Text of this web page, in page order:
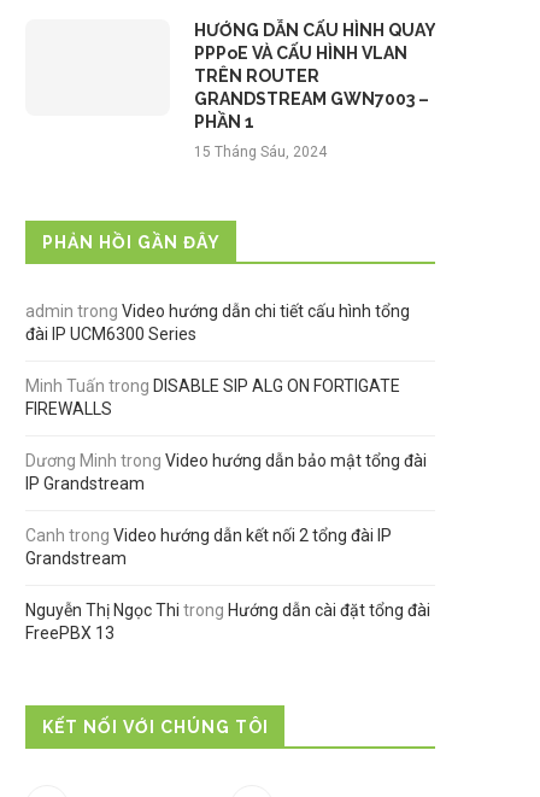
HƯỚNG DẪN CẤU HÌNH QUAY
PPPoE VÀ CẤU HÌNH VLAN
TRÊN ROUTER
GRANDSTREAM GWN7003 –
PHẦN 1
15 Tháng Sáu, 2024
PHẢN HỒI GẦN ĐÂY
admin trong Video hướng dẫn chi tiết cấu hình tổng
đài IP UCM6300 Series
Minh Tuấn trong DISABLE SIP ALG ON FORTIGATE
FIREWALLS
Dương Minh trong Video hướng dẫn bảo mật tổng đài
IP Grandstream
Canh trong Video hướng dẫn kết nối 2 tổng đài IP
Grandstream
Nguyễn Thị Ngọc Thi trong Hướng dẫn cài đặt tổng đài
FreePBX 13
KẾT NỐI VỚI CHÚNG TÔI